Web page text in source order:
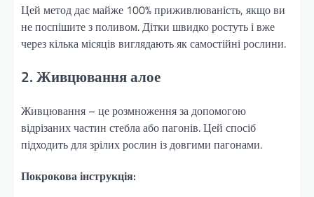
Цей метод дає майже 100% приживлюваність, якщо ви
не поспішите з поливом. Дітки швидко ростуть і вже
через кілька місяців виглядають як самостійні рослини.
2. Живцювання алое
Живцювання – це розмноження за допомогою
відрізаних частин стебла або пагонів. Цей спосіб
підходить для зрілих рослин із довгими пагонами.
Покрокова інструкція: